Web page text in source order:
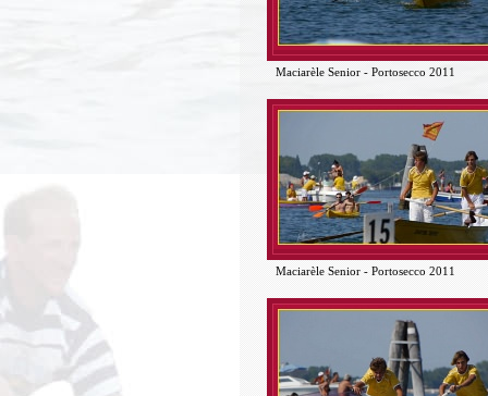
Maciarèle Senior - Portosecco 2011
Maciarèle Senior - Portosecco 2011